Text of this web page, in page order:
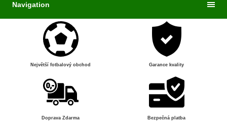
Navigation
Největší fotbalový obchod Garance kvality
Doprava Zdarma Bezpečná platba